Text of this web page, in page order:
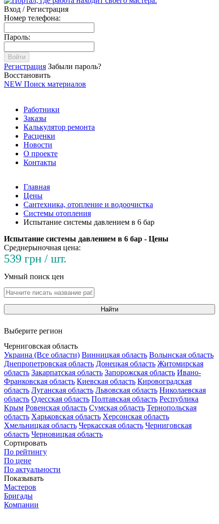
Вход / Регистрация
Номер телефона:
Пароль:
Войти
Регистрация Забыли пароль?
Восстановить
NEW Поиск материалов
Работники
Заказы
Калькулятор ремонта
Расценки
Новости
О проекте
Контакты
Главная
Цены
Сантехника, отопление и водоочистка
Системы отопления
Испытание системы давлением в 6 бар
Испытание системы давлением в 6 бар - Цены
Среднерыночная цена:
539 грн / шт.
Умный поиск цен
Найти
Выберите регион
Черниговская область
Украина (Все области) Винницкая область Волынская область
Днепропетровская область Донецкая область Житомирская
область Закарпатская область Запорожская область Ивано-
Франковская область Киевская область Кировоградская
область Луганская область Львовская область Николаевская
область Одесская область Полтавская область Республика
Крым Ровенская область Сумская область Тернопольская
область Харьковская область Херсонская область
Хмельницкая область Черкасская область Черниговская
область Черновицкая область
Сортировать
По рейтингу
По цене
По актуальности
Показывать
Мастеров
Бригады
Компании